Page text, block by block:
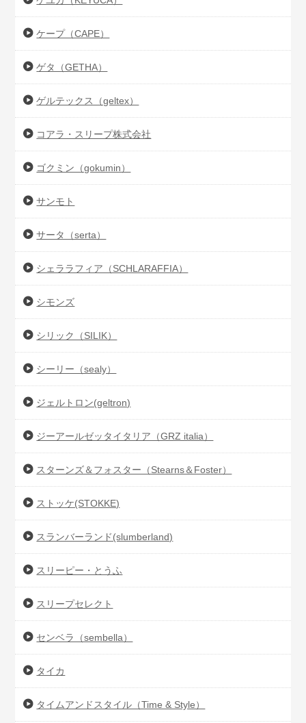
ケープ（CAPE）
ゲタ（GETHA）
ゲルテックス（geltex）
コアラ・スリープ株式会社
ゴクミン（gokumin）
サンモト
サータ（serta）
シェララフィア（SCHLARAFFIA）
シモンズ
シリック（SILIK）
シーリー（sealy）
ジェルトロン(geltron)
ジーアールゼッタイタリア（GRZ italia）
スターンズ＆フォスター（Stearns＆Foster）
ストッケ(STOKKE)
スランバーランド(slumberland)
スリーピー・とうふ
スリープセレクト
センベラ（sembella）
タイカ
タイムアンドスタイル（Time & Style）